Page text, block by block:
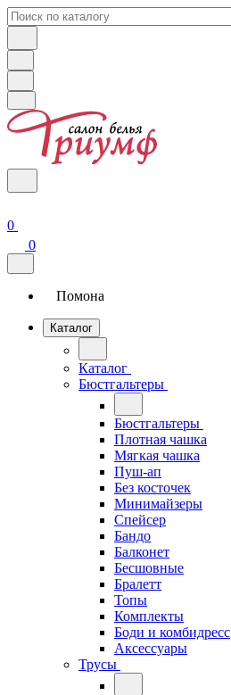
0
0
Помона
Каталог
Каталог
Бюстгальтеры
Бюстгальтеры
Плотная чашка
Мягкая чашка
Пуш-ап
Без косточек
Минимайзеры
Спейсер
Бандо
Балконет
Бесшовные
Бралетт
Топы
Комплекты
Боди и комбидресс
Аксессуары
Трусы